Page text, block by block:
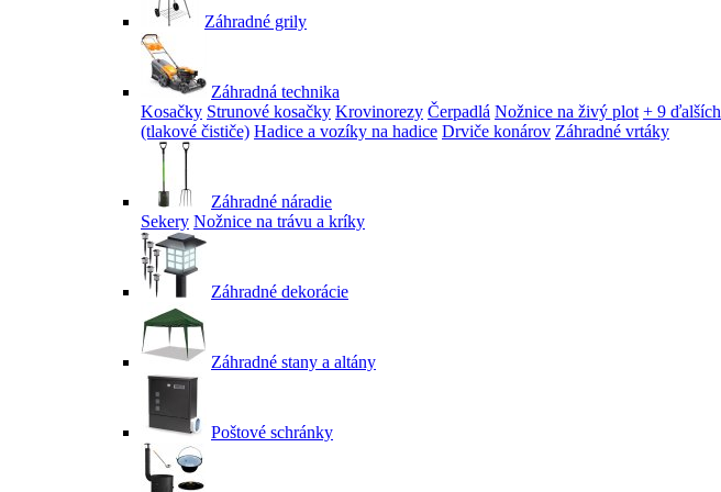
Záhradné grily
Záhradná technika
Kosačky Strunové kosačky Krovinorezy Čerpadlá Nožnice na živý plot + 9 ďalších
(tlakové čističe) Hadice a vozíky na hadice Drviče konárov Záhradné vrtáky
Záhradné náradie
Sekery Nožnice na trávu a kríky
Záhradné dekorácie
Záhradné stany a altány
Poštové schránky